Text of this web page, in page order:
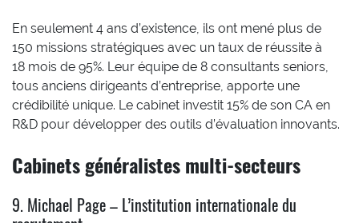
En seulement 4 ans d’existence, ils ont mené plus de
150 missions stratégiques avec un taux de réussite à
18 mois de 95%. Leur équipe de 8 consultants seniors,
tous anciens dirigeants d’entreprise, apporte une
crédibilité unique. Le cabinet investit 15% de son CA en
R&D pour développer des outils d’évaluation innovants.
Cabinets généralistes multi-secteurs
9. Michael Page – L’institution internationale du